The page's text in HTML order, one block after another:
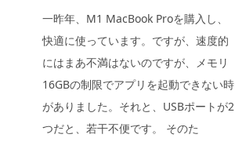
一昨年、M1 MacBook Proを購入し、
快適に使っています。ですが、速度的
にはまあ不満はないのですが、メモリ
16GBの制限でアプリを起動できない時
がありました。それと、USBポートが2
つだと、若干不便です。 そのた